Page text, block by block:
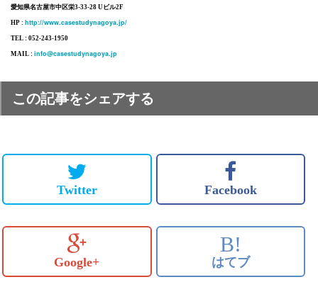
愛知県名古屋市中区栄3-33-28 Uビル2F
HP : http://www.casestudynagoya.jp/
TEL : 052-243-1950
MAIL : info@casestudynagoya.jp
この記事をシェアする
Twitter Facebook
Google+
B!
はてブ